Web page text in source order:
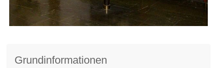
Grundinformationen